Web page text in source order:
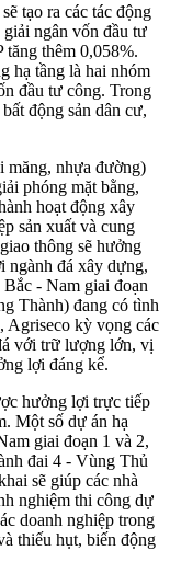
tạo ra các tác động
ngân vốn đầu tư
thêm 0,058%.
hạ tầng là hai nhóm
đầu tư công. Trong
động sản dân cư,
măng, nhựa đường)
phóng mặt bằng,
hoạt động xây
sản xuất và cung
thông sẽ hưởng
ngành đá xây dựng,
- Nam giai đoạn
Thành) đang có tình
Agriseco kỳ vọng các
với trữ lượng lớn, vị
lợi đáng kể.
hưởng lợi trực tiếp
Một số dự án hạ
giai đoạn 1 và 2,
đai 4 - Vùng Thủ
sẽ giúp các nhà
nghiệm thi công dự
doanh nghiệp trong
thiếu hụt, biến động